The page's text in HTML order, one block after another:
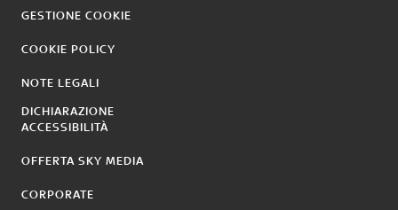
GESTIONE COOKIE
COOKIE POLICY
NOTE LEGALI
DICHIARAZIONE
ACCESSIBILITÀ
OFFERTA SKY MEDIA
CORPORATE